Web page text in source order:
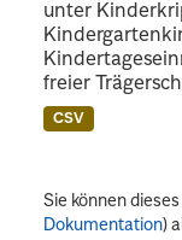
unter
freier
CSV
Sie können
Dokumentation)